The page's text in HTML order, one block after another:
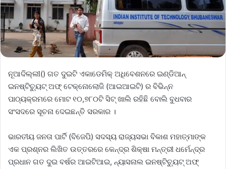
ନୂଆଦିଲ୍ଲୀ() ଗତ ଦୁଇଟି ଏକାଡେମିକ୍ ଅଧିବେଶନରେ ଇଣ୍ଡିଆନ୍
ଇନଷ୍ଟିଚ୍ୟୁଟ୍ ଅଫ୍ ଟେକ୍ନୋଲୋଜି (ଆଇଆଇଟି) ର ବିଭିନ୍ନ
ପାଠ୍ୟକ୍ରମରେ ମୋଟ ୧୦,୭୮୦ଟି ସିଟ୍ ଖାଲି ରହିଛି ​​ବୋଲି ବୁଧବାର
ସଂସଦରେ ସୂଚନା ଦେଇଛନ୍ତି ସରକାର ।
ଭାରତୀୟ ଜନତା ପାର୍ଟି (ବିଜେପି) ସଦସ୍ୟ ରାଜ୍ୟସଭା ବିକାଶ ମହାତ୍ମାଙ୍କ
ଏକ ପ୍ରଶ୍ନର ଲିଖିତ ଉତ୍ତରରେ କେନ୍ଦ୍ର ଶିକ୍ଷା ମନ୍ତ୍ରୀ ଧର୍ମେନ୍ଦ୍ର
ପ୍ରଧାନ ଗତ ଦୁଇ ବର୍ଷର ଆଇଟିଆଇ, ନ୍ୟାସନାଲ ଇନଷ୍ଟିଚ୍ୟୁଟ୍ ଅଫ୍